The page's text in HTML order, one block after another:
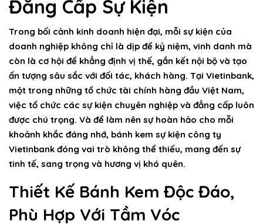
Đẳng Cấp Sự Kiện
Trong bối cảnh kinh doanh hiện đại, mỗi sự kiện của
doanh nghiệp không chỉ là dịp để kỷ niệm, vinh danh mà
còn là cơ hội để khẳng định vị thế, gắn kết nội bộ và tạo
ấn tượng sâu sắc với đối tác, khách hàng. Tại Vietinbank,
một trong những tổ chức tài chính hàng đầu Việt Nam,
việc tổ chức các sự kiện chuyên nghiệp và đẳng cấp luôn
được chú trọng. Và để làm nên sự hoàn hảo cho mỗi
khoảnh khắc đáng nhớ, bánh kem sự kiện công ty
Vietinbank đóng vai trò không thể thiếu, mang đến sự
tinh tế, sang trọng và hương vị khó quên.
Thiết Kế Bánh Kem Độc Đáo,
Phù Hợp Với Tầm Vóc